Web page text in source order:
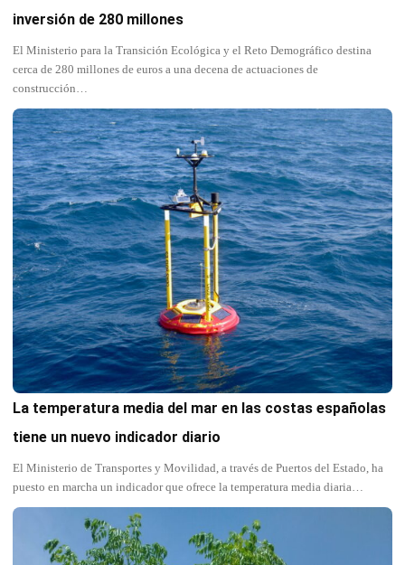
inversión de 280 millones
El Ministerio para la Transición Ecológica y el Reto Demográfico destina
cerca de 280 millones de euros a una decena de actuaciones de
construcción…
La temperatura media del mar en las costas españolas
tiene un nuevo indicador diario
El Ministerio de Transportes y Movilidad, a través de Puertos del Estado, ha
puesto en marcha un indicador que ofrece la temperatura media diaria…